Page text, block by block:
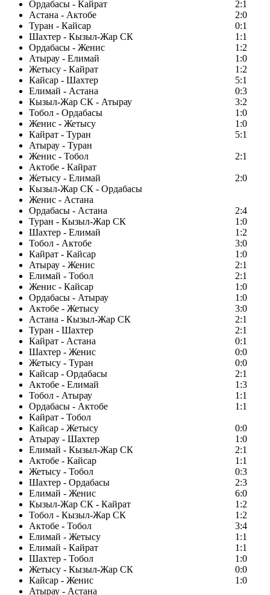
Ордабасы - Кайрат
2:1
Астана - Актобе
2:0
Туран - Кайсар
0:1
Шахтер - Кызыл-Жар СК
1:1
Ордабасы - Женис
1:2
Атырау - Елимай
1:0
Жетысу - Кайрат
1:2
Кайсар - Шахтер
5:1
Елимай - Астана
0:3
Кызыл-Жар СК - Атырау
3:2
Тобол - Ордабасы
1:0
Женис - Жетысу
1:0
Кайрат - Туран
5:1
Атырау - Туран
Женис - Тобол
2:1
Актобе - Кайрат
Жетысу - Елимай
2:0
Кызыл-Жар СК - Ордабасы
Женис - Астана
Ордабасы - Астана
2:4
Туран - Кызыл-Жар СК
1:0
Шахтер - Елимай
1:2
Тобол - Актобе
3:0
Кайрат - Кайсар
1:0
Атырау - Женис
2:1
Елимай - Тобол
2:1
Женис - Кайсар
1:0
Ордабасы - Атырау
1:0
Актобе - Жетысу
3:0
Астана - Кызыл-Жар СК
2:1
Туран - Шахтер
2:1
Кайрат - Астана
0:1
Шахтер - Женис
0:0
Жетысу - Туран
0:0
Кайсар - Ордабасы
2:1
Актобе - Елимай
1:3
Тобол - Атырау
1:1
Ордабасы - Актобе
1:1
Кайрат - Тобол
Кайсар - Жетысу
0:0
Атырау - Шахтер
1:0
Елимай - Кызыл-Жар СК
2:1
Актобе - Кайсар
1:1
Жетысу - Тобол
0:3
Шахтер - Ордабасы
2:3
Елимай - Женис
6:0
Кызыл-Жар СК - Кайрат
1:2
Тобол - Кызыл-Жар СК
1:2
Актобе - Тобол
3:4
Елимай - Жетысу
1:1
Елимай - Кайрат
1:1
Шахтер - Тобол
1:0
Жетысу - Кызыл-Жар СК
0:0
Кайсар - Женис
1:0
Атырау - Астана